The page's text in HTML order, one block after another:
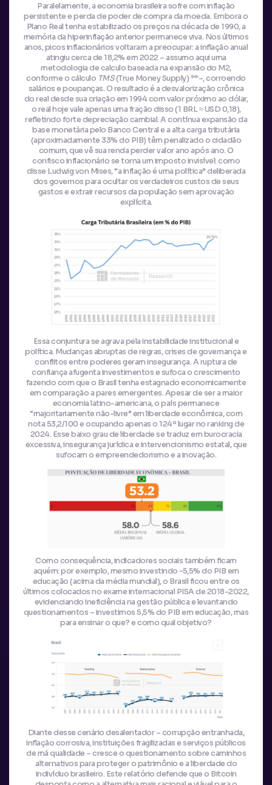
Paralelamente, a economia brasileira sofre com inflação
persistente e perda de poder de compra da moeda. Embora o
Plano Real tenha estabilizado os preços na década de 1990, a
memória da hiperinflação anterior permanece viva. Nos últimos
anos, picos inflacionários voltaram a preocupar: a inflação anual
atingiu cerca de 18,2% em 2022 – assumo aqui uma
metodologia de calculo baseada na expansão do M2,
conforme o cálculo TMS(True Money Supply) **–, corroendo
salários e poupanças. O resultado é a desvalorização crônica
do real desde sua criação em 1994 com valor próximo ao dólar,
o real hoje vale apenas uma fração disso (1 BRL ≈ USD 0,18),
refletindo forte depreciação cambial. A contínua expansão da
base monetária pelo Banco Central e a alta carga tributária
(aproximadamente 33% do PIB) têm penalizado o cidadão
comum, que vê sua renda perder valor ano após ano. O
confisco inflacionário se torna um imposto invisível: como
disse Ludwig von Mises, “a inflação é uma política” deliberada
dos governos para ocultar os verdadeiros custos de seus
gastos e extrair recursos da população sem aprovação
explícita.
Essa conjuntura se agrava pela instabilidade institucional e
política. Mudanças abruptas de regras, crises de governança e
conflitos entre poderes geram insegurança. A ruptura de
confiança afugenta investimentos e sufoca o crescimento
fazendo com que o Brasil tenha estagnado economicamente
em comparação a pares emergentes. Apesar de ser a maior
economia latino-americana, o país permanece
“majoritariamente não-livre” em liberdade econômica, com
nota 53,2/100 e ocupando apenas o 124º lugar no ranking de
2024. Esse baixo grau de liberdade se traduz em burocracia
excessiva, insegurança jurídica e intervencionismo estatal, que
sufocam o empreendedorismo e a inovação.
Como consequência, indicadores sociais também ficam
aquém: por exemplo, mesmo investindo ~5,5% do PIB em
educação (acima da média mundial), o Brasil ficou entre os
últimos colocados no exame internacional PISA de 2018-2022,
evidenciando ineficiência na gestão pública e levantando
questionamentos – investimos 5,5% do PIB em educação, mas
para ensinar o que? e como qual objetivo?
Diante desse cenário desalentador – corrupção entranhada,
inflação corrosiva, instituições fragilizadas e serviços públicos
de má qualidade – cresce o questionamento sobre caminhos
alternativos para proteger o patrimônio e a liberdade do
indivíduo brasileiro. Este relatório defende que o Bitcoin